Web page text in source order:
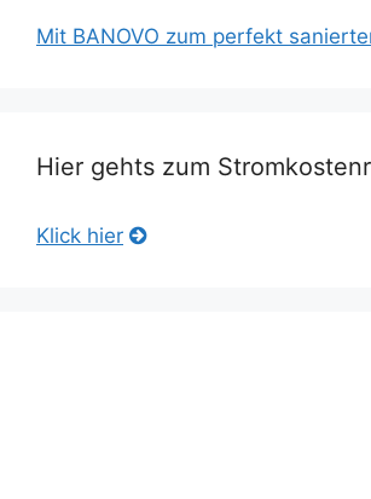
Mit BANOVO zum perfekt
Hier gehts zum
Klick hier